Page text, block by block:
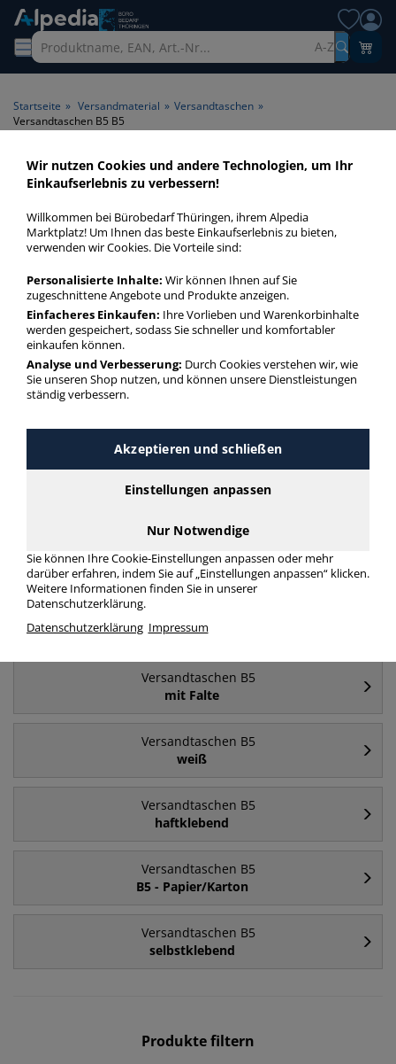
A-Z
Startseite » Versandmaterial » Versandtaschen »
Versandtaschen B5 B5
Versandtaschen B5 B5 >
Format B5
Versandtaschen B5 B5 in bester Qualität zum günstigen
Filter-Funktion.
Versandtaschen B5 B5
mehr Infos zur Kategorie
Versandtaschen B5
Versandtaschen B5
ohne Fenster
Versandtaschen B5
mit Fenster
Versandtaschen B5
mit Falte
Versandtaschen B5
weiß
Versandtaschen B5
haftklebend
Versandtaschen B5
B5 - Papier/Karton
Versandtaschen B5
selbstklebend
Produkte filtern
Wir nutzen Cookies und andere Technologien, um Ihr
Einkaufserlebnis zu verbessern!
Willkommen bei Bürobedarf Thüringen, ihrem Alpedia
Marktplatz! Um Ihnen das beste Einkaufserlebnis zu bieten,
verwenden wir Cookies. Die Vorteile sind:
Personalisierte Inhalte: Wir können Ihnen auf Sie
zugeschnittene Angebote und Produkte anzeigen.
Einfacheres Einkaufen: Ihre Vorlieben und Warenkorbinhalte
werden gespeichert, sodass Sie schneller und komfortabler
einkaufen können.
Analyse und Verbesserung: Durch Cookies verstehen wir, wie
Sie unseren Shop nutzen, und können unsere Dienstleistungen
ständig verbessern.
Akzeptieren und schließen
Einstellungen anpassen
Nur Notwendige
Sie können Ihre Cookie-Einstellungen anpassen oder mehr
darüber erfahren, indem Sie auf „Einstellungen anpassen“ klicken.
Weitere Informationen finden Sie in unserer
Datenschutzerklärung.
Datenschutzerklärung Impressum